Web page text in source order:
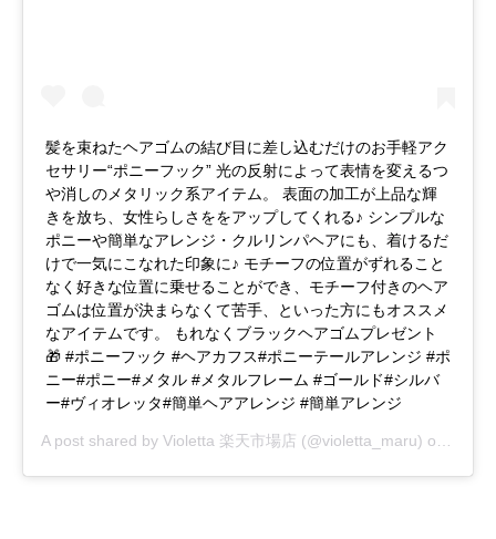
髪を束ねたヘアゴムの結び目に差し込むだけのお手軽アク
セサリー“ポニーフック” 光の反射によって表情を変えるつ
や消しのメタリック系アイテム。 表面の加工が上品な輝
きを放ち、女性らしさををアップしてくれる♪ シンプルな
ポニーや簡単なアレンジ・クルリンパヘアにも、着けるだ
けで一気にこなれた印象に♪ モチーフの位置がずれること
なく好きな位置に乗せることができ、モチーフ付きのヘア
ゴムは位置が決まらなくて苦手、といった方にもオススメ
なアイテムです。 もれなくブラックヘアゴムプレゼント
🎁 #ポニーフック #ヘアカフス#ポニーテールアレンジ #ポ
ニー#ポニー#メタル #メタルフレーム #ゴールド#シルバ
ー#ヴィオレッタ#簡単ヘアアレンジ #簡単アレンジ
A post shared by Violetta 楽天市場店 (@violetta_maru) on